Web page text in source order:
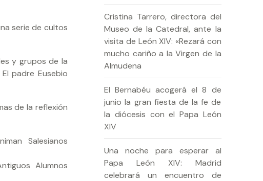
serie de cultos
y grupos de la
padre Eusebio
de la reflexión
Salesianos
Alumnos
Cristina Tarrero, directora del
Museo de la Catedral, ante la
visita de León XIV: «Rezará con
mucho cariño a la Virgen de la
Almudena
El Bernabéu acogerá el 8 de
junio la gran fiesta de la fe de
la diócesis con el Papa León
XIV
Una noche para esperar al
Papa León XIV: Madrid
celebrará un encuentro de